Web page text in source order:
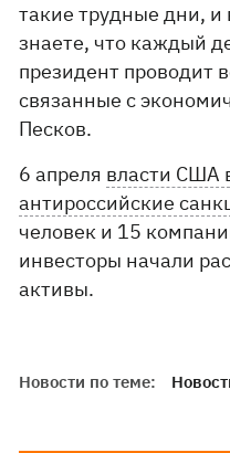
такие трудные дни,
знаете, что каждый
президент проводит
связанные с
Песков.
6 апреля власти США
антироссийские
человек и 15
инвесторы начали
активы.
Новости по теме: